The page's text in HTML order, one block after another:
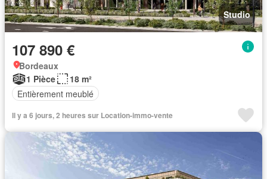
Studio
107 890 €
Bordeaux
1 Pièce
18 m²
Entièrement meublé
Il y a 6 jours, 2 heures sur Location-immo-vente